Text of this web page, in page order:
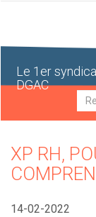
Le 1er
DGAC
XP RH,
14-02-2022